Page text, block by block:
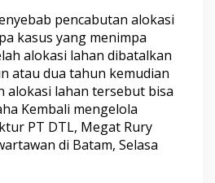
pencabutan alokasi
kasus yang menimpa
alokasi lahan dibatalkan
atau dua tahun kemudian
alokasi lahan tersebut bisa
Kembali mengelola
PT DTL, Megat Rury
di Batam, Selasa